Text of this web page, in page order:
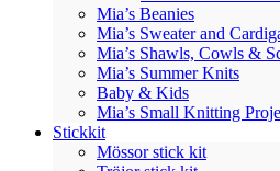
Mia’s Beanies
Mia’s Sweater and
Mia’s Shawls, Cowls &
Mia’s Summer Knits
Baby & Kids
Mia’s Small Knitting
Stickkit
Mössor stick kit